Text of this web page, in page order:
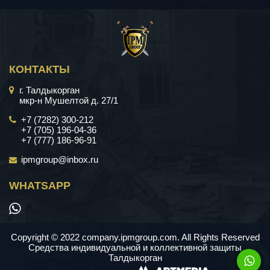
КОНТАКТЫ
г. Талдыкорган
мкр-н Мушелтой д. 27/1
+7 (7282) 300-212
+7 (705) 196-04-36
+7 (777) 186-96-91
ipmgroup@inbox.ru
WHATSAPP
Copyright © 2022 company.ipmgroup.com. All Rights Reserved
Средства индивидуальной и коллективной защиты
Талдыкорган